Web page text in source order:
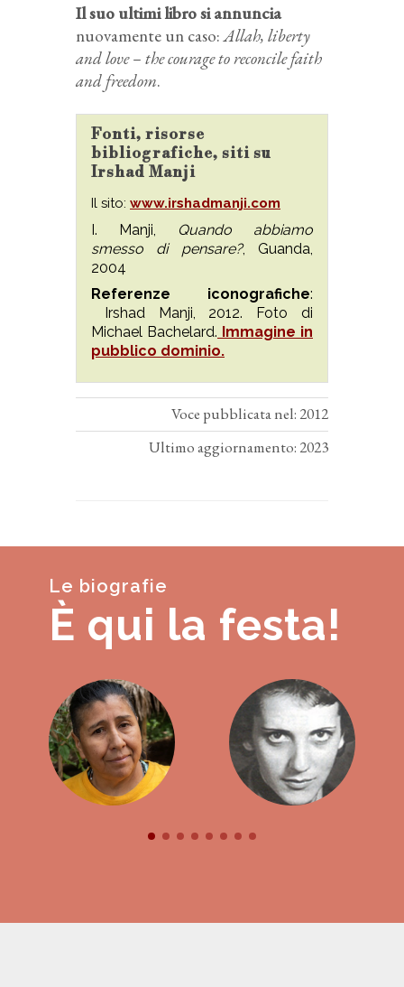
Il suo ultimi libro si annuncia
nuovamente un caso:Allah, liberty
and love – the courage to reconcile faith
and freedom.
Fonti, risorse
bibliografiche, siti su
Irshad Manji
Il sito: www.irshadmanji.com
I. Manji,
Quando abbiamo
smesso di pensare?, Guanda,
2004
Referenze iconografiche:
Irshad Manji, 2012. Foto di
Michael Bachelard. Immagine in
pubblico dominio.
Voce pubblicata nel: 2012
Ultimo aggiornamento: 2023
Le biografie
È qui la festa!